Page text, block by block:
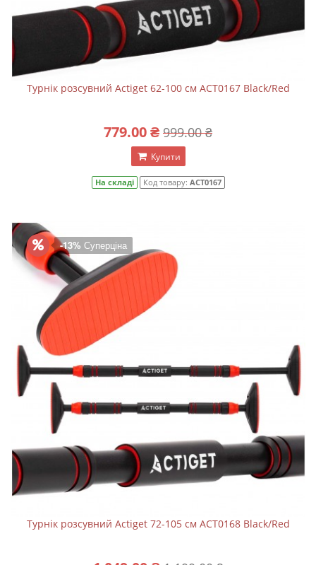
Турнік розсувний Actiget 62-100 см ACT0167 Black/Red
779.00 ₴ 999.00 ₴
Купити
На складі Код товару: ACT0167
-13% Суперціна
Турнік розсувний Actiget 72-105 см ACT0168 Black/Red